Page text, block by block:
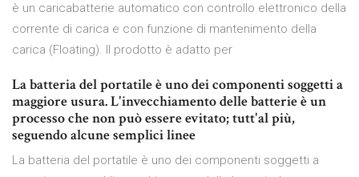
è un caricabatterie automatico con controllo elettronico della
corrente di carica e con funzione di mantenimento della
carica (Floating). Il prodotto è adatto per
La batteria del portatile è uno dei componenti soggetti a
maggiore usura. L'invecchiamento delle batterie è un
processo che non può essere evitato; tutt'al più,
seguendo alcune semplici linee
La batteria del portatile è uno dei componenti soggetti a